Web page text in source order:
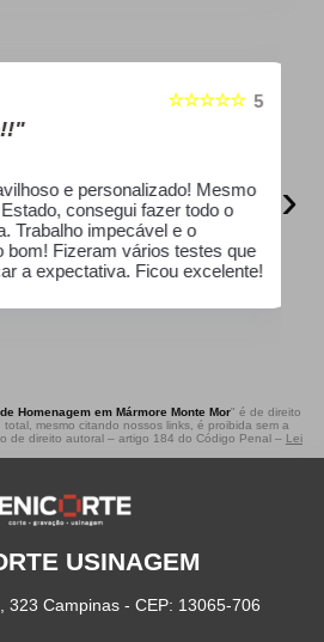
5
☆☆☆☆☆
e personalizado! Mesmo
consegui fazer todo o
Trabalho impecável e o
bom! Fizeram vários testes que
a expectativa. Ficou excelente!
›
Homenagem em Mármore Monte Mor" é de direito
mesmo citando nossos links, é proibida sem a
de direito autoral – artigo 184 do Código Penal – Lei
USINAGEM
323 Campinas - CEP: 13065-706